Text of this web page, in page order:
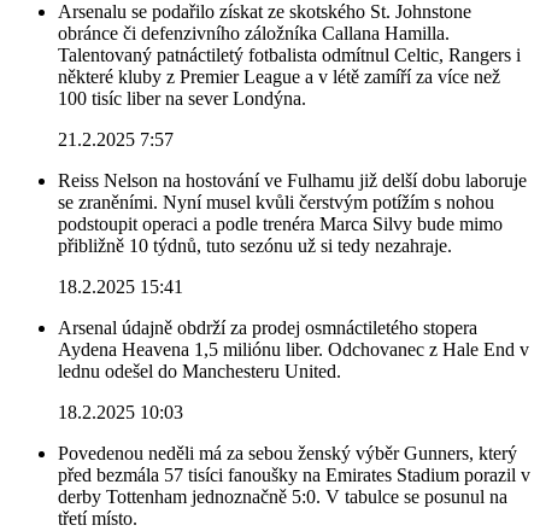
Arsenalu se podařilo získat ze skotského St. Johnstone
obránce či defenzivního záložníka Callana Hamilla.
Talentovaný patnáctiletý fotbalista odmítnul Celtic, Rangers i
některé kluby z Premier League a v létě zamíří za více než
100 tisíc liber na sever Londýna.
21.2.2025 7:57
Reiss Nelson na hostování ve Fulhamu již delší dobu laboruje
se zraněními. Nyní musel kvůli čerstvým potížím s nohou
podstoupit operaci a podle trenéra Marca Silvy bude mimo
přibližně 10 týdnů, tuto sezónu už si tedy nezahraje.
18.2.2025 15:41
Arsenal údajně obdrží za prodej osmnáctiletého stopera
Aydena Heavena 1,5 miliónu liber. Odchovanec z Hale End v
lednu odešel do Manchesteru United.
18.2.2025 10:03
Povedenou neděli má za sebou ženský výběr Gunners, který
před bezmála 57 tisíci fanoušky na Emirates Stadium porazil v
derby Tottenham jednoznačně 5:0. V tabulce se posunul na
třetí místo.